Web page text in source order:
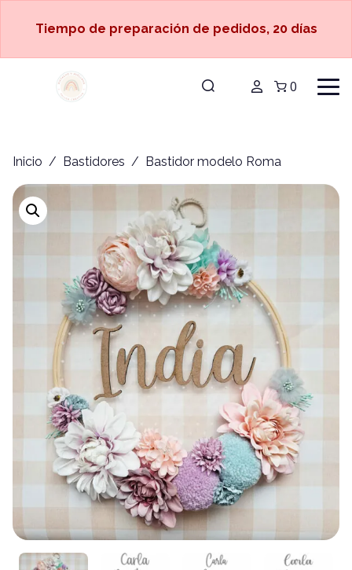
Tiempo de preparación de pedidos, 20 días
0
Inicio / Bastidores / Bastidor modelo Roma